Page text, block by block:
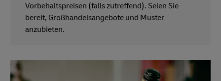
Vorbehaltspreisen (falls zutreffend). Seien Sie
bereit, Großhandelsangebote und Muster
anzubieten.